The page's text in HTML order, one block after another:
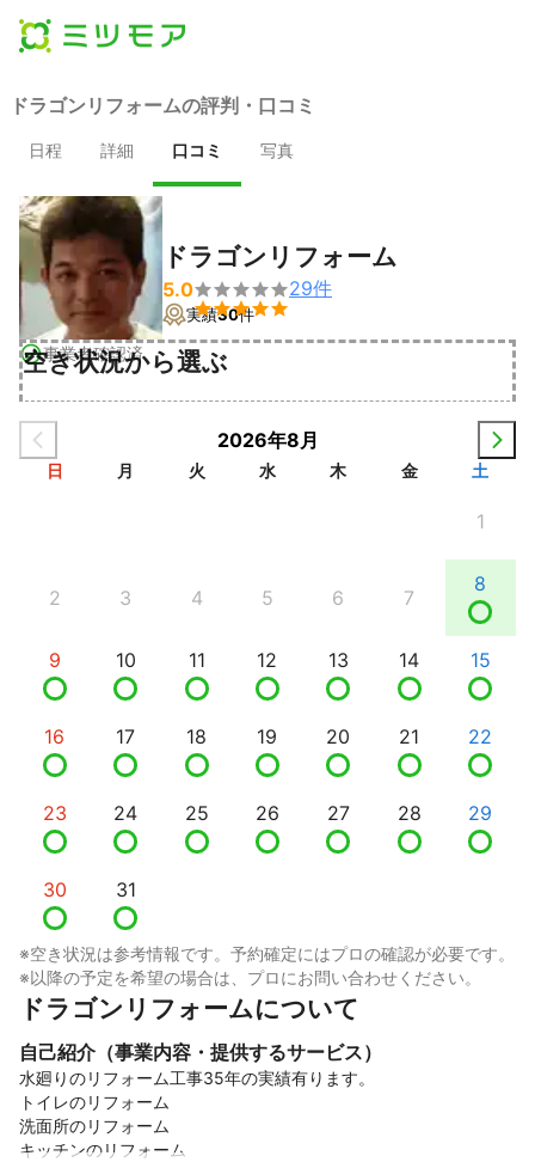
ドラゴンリフォームの評判・口コミ
日程 詳細 口コミ 写真
事業者確認済
ドラゴンリフォーム
5.0

29件
実績30件
空き状況から選ぶ
2026年8月
日 月 火 水 木 金 土
1
2 3 4 5 6 7
8
9 10 11 12 13 14 15
16 17 18 19 20 21 22
23 24 25 26 27 28 29
30 31
※空き状況は参考情報です。予約確定にはプロの確認が必要です。
※以降の予定を希望の場合は、プロにお問い合わせください。
ドラゴンリフォームについて
自己紹介（事業内容・提供するサービス）
水廻りのリフォーム工事35年の実績有ります。
トイレのリフォーム
洗面所のリフォーム
キッチンのリフォーム